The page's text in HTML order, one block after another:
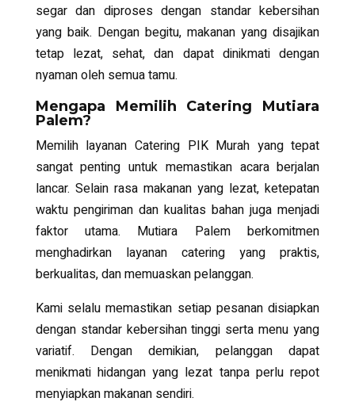
segar dan diproses dengan standar kebersihan
yang baik. Dengan begitu, makanan yang disajikan
tetap lezat, sehat, dan dapat dinikmati dengan
nyaman oleh semua tamu.
Mengapa Memilih Catering Mutiara
Palem?
Memilih layanan Catering PIK Murah yang tepat
sangat penting untuk memastikan acara berjalan
lancar. Selain rasa makanan yang lezat, ketepatan
waktu pengiriman dan kualitas bahan juga menjadi
faktor utama. Mutiara Palem berkomitmen
menghadirkan layanan catering yang praktis,
berkualitas, dan memuaskan pelanggan.
Kami selalu memastikan setiap pesanan disiapkan
dengan standar kebersihan tinggi serta menu yang
variatif. Dengan demikian, pelanggan dapat
menikmati hidangan yang lezat tanpa perlu repot
menyiapkan makanan sendiri.